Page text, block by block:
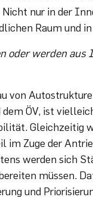
nur in der
Raum und
oder werden aus
von
ÖV, ist
Gleichzeitig
Zuge der
werden sich
müssen.
und